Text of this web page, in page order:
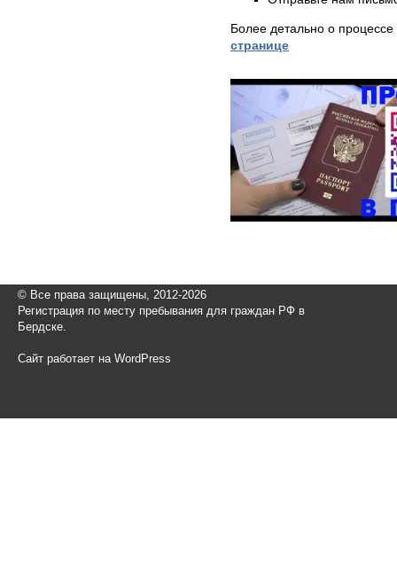
Более детально о
странице
© Все права защищены, 2012-2026
Регистрация по месту пребывания для граждан РФ в
Бердске.
Сайт работает на WordPress